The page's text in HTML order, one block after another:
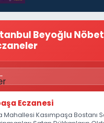
Beyoğlu
Eczanesi
Mahallesi Kasımpaşa Bostanı